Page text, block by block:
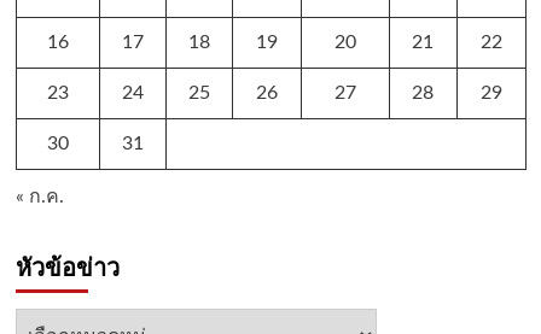
16 17 18 19 20 21 22
23 24 25 26 27 28 29
30 31
« ก.ค.
หัวข้อข่าว
หัวข้อ